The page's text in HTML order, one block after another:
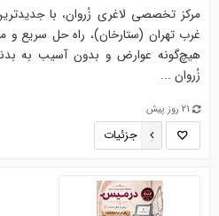
مرکز تخصصی لاغری زُروان، با
غرب تهران (ستارخان)، راه حل سریع و
هیچ‌گونه عوارض و بدون آسیب به
زُروان ...
21 روز پیش
جزئیات